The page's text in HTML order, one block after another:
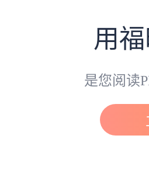
用
是您阅读